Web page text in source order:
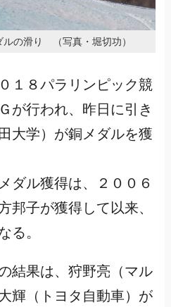
の滑り （写真・堀切功）
１８パラリンピック競
が行われ、昨日に引き
大学）が銅メダルを獲
ダル獲得は、２００６
邦子が獲得して以来、
る。
結果は、狩野亮（マル
輝（トヨタ自動車）が